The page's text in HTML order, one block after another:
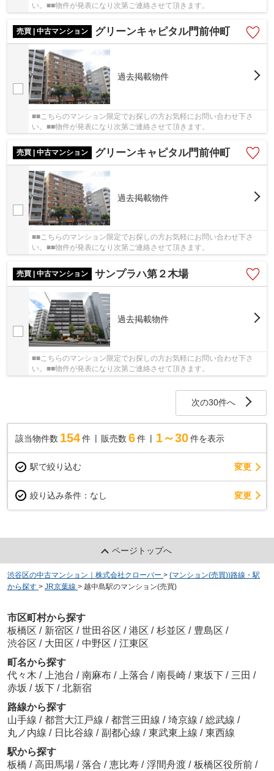
い。■■物件が発表になり次第ご連絡させて頂きます。
売買 | 中古マンション グリーンキャピタル門前仲町
過去掲載物件
■■こちらのマンション限定でお探しの方お気軽にお問い合わせ下さ
い。■■物件が発表になり次第ご連絡させて頂きます。
売買 | 中古マンション グリーンキャピタル門前仲町
過去掲載物件
■■こちらのマンション限定でお探しの方お気軽にお問い合わせ下さ
い。■■物件が発表になり次第ご連絡させて頂きます。
売買 | 中古マンション サンプラハ第２木場
過去掲載物件
■■こちらのマンション限定でお探しの方お気軽にお問い合わせ下さ
い。■■物件が発表になり次第ご連絡させて頂きます。
次の30件へ
該当物件数 154件 販売数 6 件 1～30 件を表示
駅で絞り込む 変更
絞り込み条件： なし 変更
ページトップへ
渋谷区の中古マンション｜株式会社クローバー > (マンション(売買))路線・駅
から探す > JR京葉線 > 越中島駅のマンション(売買)
市区町村から探す
板橋区 / 新宿区 / 世田谷区 / 港区 / 杉並区 / 豊島区 /
渋谷区 / 大田区 / 中野区 / 江東区
町名から探す
代々木 / 上池台 / 南麻布 / 上落合 / 南長崎 / 東坂下 / 三田 /
赤坂 / 坂下 / 北新宿
路線から探す
山手線 / 都営大江戸線 / 都営三田線 / 埼京線 / 総武線 /
丸ノ内線 / 日比谷線 / 副都心線 / 東武東上線 / 東西線
駅から探す
板橋 / 高田馬場 / 落合 / 恵比寿 / 浮間舟渡 / 板橋区役所前 /